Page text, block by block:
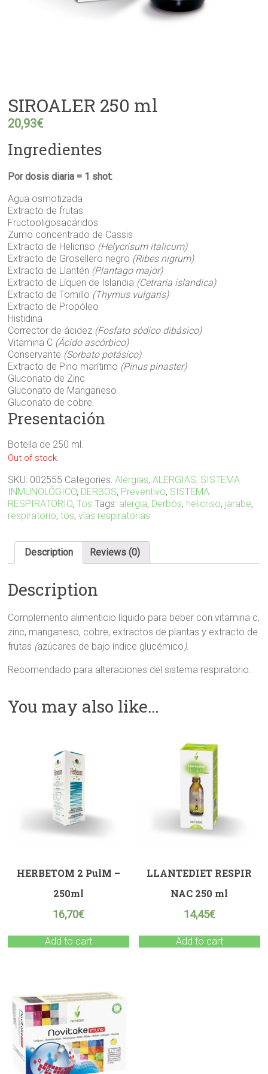
SIROALER 250 ml
20,93€
Ingredientes
Por dosis diaria = 1 shot:
Agua osmotizada
Extracto de frutas
Fructooligosacáridos
Zumo concentrado de Cassis
Extracto de Helicriso (Helycrisum italicum)
Extracto de Grosellero negro (Ribes nigrum)
Extracto de Llantén (Plantago major)
Extracto de Líquen de Islandia (Cetraria islandica)
Extracto de Tomillo (Thymus vulgaris)
Extracto de Propóleo
Histidina
Corrector de ácidez (Fosfato sódico dibásico)
Vitamina C (Ácido ascórbico)
Conservante (Sorbato potásico)
Extracto de Pino marítimo (Pinus pinaster)
Gluconato de Zinc
Gluconato de Manganeso
Gluconato de cobre.
Presentación
Botella de 250 ml.
Out of stock
SKU: 002555 Categories:Alergias,ALERGIAS, SISTEMA
INMUNOLÓGICO, DERBOS, Preventivo, SISTEMA
RESPIRATORIO,Tos Tags: alergia, Derbós, helicriso, jarabe,
respiratorio,tos,vías respiratorias
Description Reviews (0)
Description
Complemento alimenticio líquido para beber con vitamina c,
zinc, manganeso, cobre, extractos de plantas y extracto de
frutas (azúcares de bajo índice glucémico ).
Recomendado para alteraciones del sistema respiratorio.
You may also like…
HERBETOM 2 PulM –
250ml
16,70€
Add to cart
LLANTEDIET RESPIR
NAC 250 ml
14,45€
Add to cart